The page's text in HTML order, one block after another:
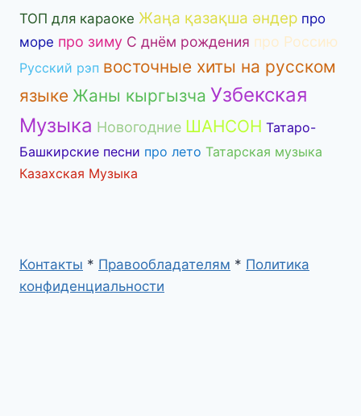
ТОП для караоке Жаңа қазақша әндер про
море про зиму С днём рождения про Россию
Русский рэп восточные хиты на русском
языке Жаны кыргызча Узбекская
Музыка Новогодние ШАНСОН Татаро-
Башкирские песни про лето Татарская музыка
Казахская Музыка
Контакты * Правообладателям * Политика
конфиденциальности